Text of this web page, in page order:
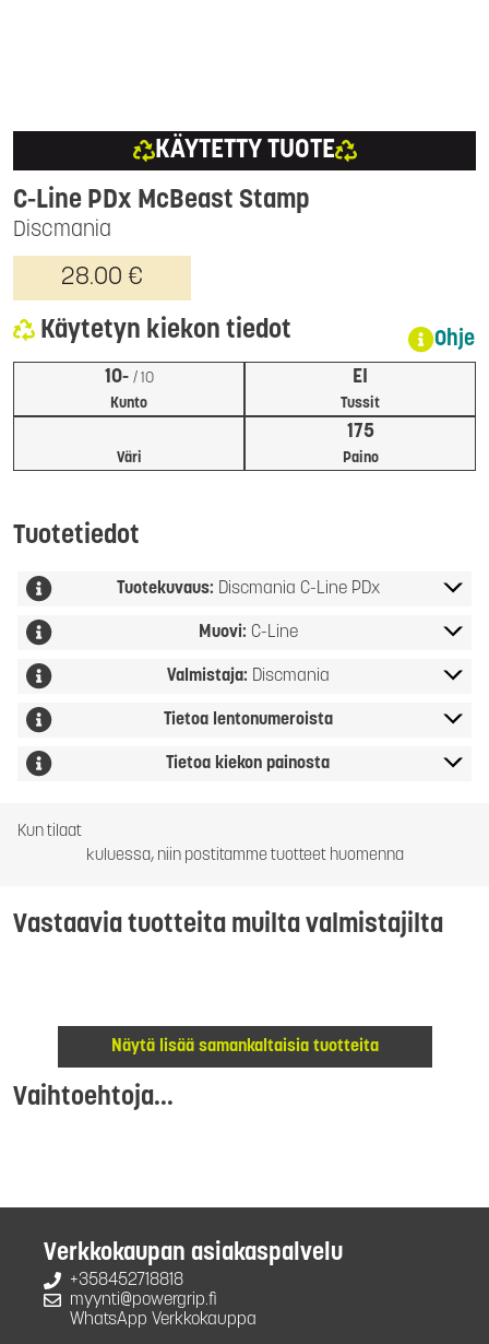
KÄYTETTY TUOTE
Discmania
C-Line PDx McBeast Stamp
28.00 €
Käytetyn kiekon tiedot Ohje
Kunto
10- / 10
Tussit
EI
Väri Paino
175
Tuotetiedot
Tuotekuvaus: Discmania C-Line PDx
Muovi: C-Line
Valmistaja: Discmania
Tietoa lentonumeroista
Tietoa kiekon painosta
Kun tilaat
kuluessa, niin postitamme tuotteet huomenna
Vastaavia tuotteita muilta valmistajilta
Näytä lisää samankaltaisia tuotteita
Vaihtoehtoja...
Verkkokaupan asiakaspalvelu
+358452718818
myynti@powergrip.fi
WhatsApp Verkkokauppa